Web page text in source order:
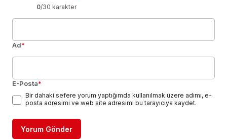
0/30 karakter
Ad*
E-Posta*
Bir dahaki sefere yorum yaptığımda kullanılmak üzere adımı, e-
posta adresimi ve web site adresimi bu tarayıcıya kaydet.
Yorum Gönder